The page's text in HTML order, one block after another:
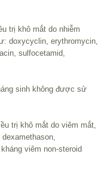
trị khô mắt do nhiễm
doxycyclin, erythromycin,
sulfocetamid,
sinh không được sử
trị khô mắt do viêm mắt,
viêm non-steroid